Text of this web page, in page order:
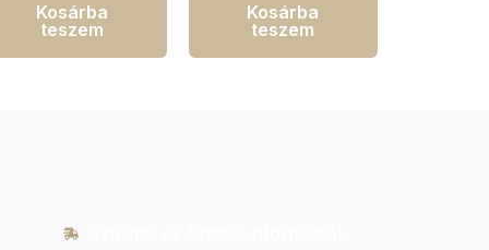
Kosárba
teszem
Kosárba
teszem